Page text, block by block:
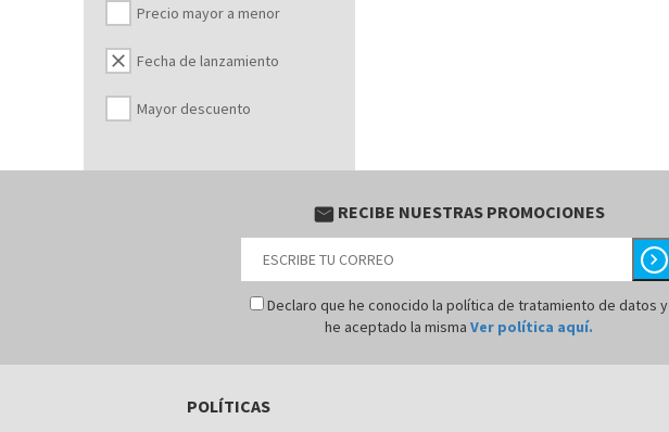
Precio mayor a menor
clear Fecha de lanzamiento
Mayor descuento
email RECIBE NUESTRAS PROMOCIONES
chevron_right
Declaro que he conocido la política de tratamiento de datos y
he aceptado la misma Ver política aquí.
POLÍTICAS